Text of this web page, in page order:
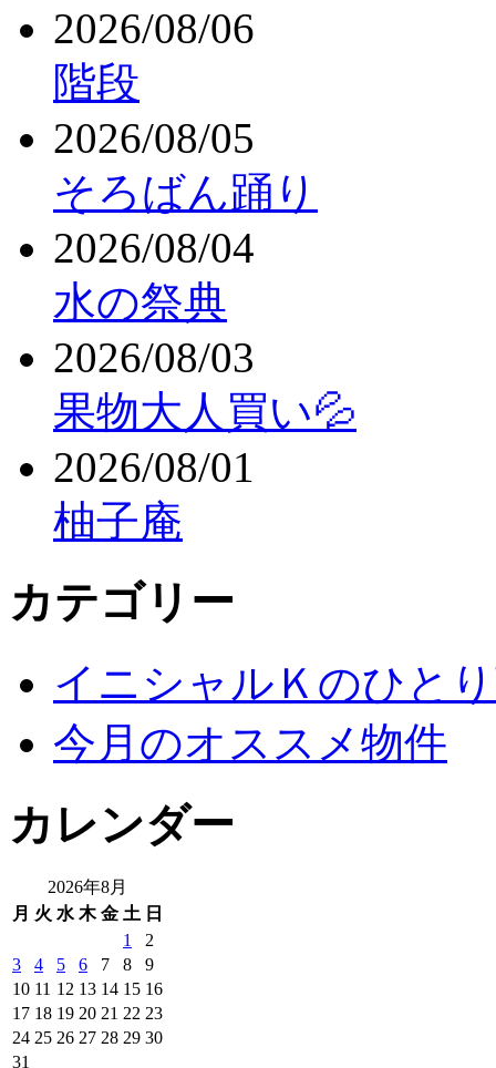
2026/08/06
階段
2026/08/05
そろばん踊り
2026/08/04
水の祭典
2026/08/03
果物大人買い💦
2026/08/01
柚子庵
カテゴリー
イニシャルＫのひと
今月のオススメ物件
カレンダー
2026年8月
月 火 水 木 金 土 日
1
2
3
4 5 6 7 8
9
10 11 12 13 14 15 16
17 18 19 20 21 22 23
24 25 26 27 28 29 30
31